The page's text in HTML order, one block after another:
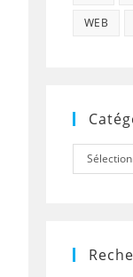
WEB